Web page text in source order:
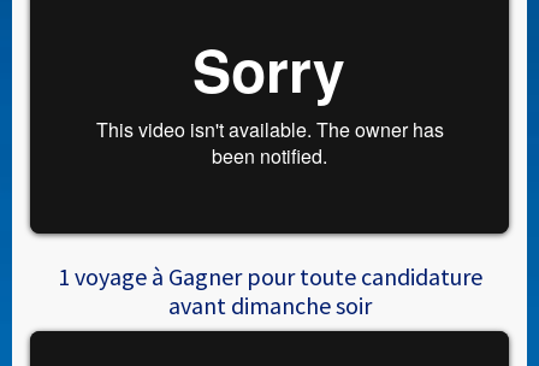
1 voyage à Gagner pour toute candidature
avant dimanche soir